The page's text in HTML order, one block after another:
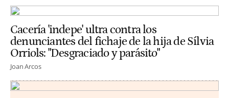
Cacería 'indepe' ultra contra los
denunciantes del fichaje de la hija de Sílvia
Orriols: "Desgraciado y parásito"
Joan Arcos